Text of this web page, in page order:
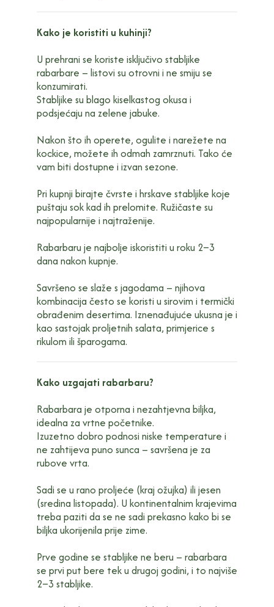
Kako je koristiti u kuhinji?
U prehrani se koriste isključivo stabljike
rabarbare – listovi su otrovni i ne smiju se
konzumirati.
Stabljike su blago kiselkastog okusa i
podsjećaju na zelene jabuke.
Nakon što ih operete, ogulite i narežete na
kockice, možete ih odmah zamrznuti. Tako će
vam biti dostupne i izvan sezone.
Pri kupnji birajte čvrste i hrskave stabljike koje
puštaju sok kad ih prelomite. Ružičaste su
najpopularnije i najtraženije.
Rabarbaru je najbolje iskoristiti u roku 2–3
dana nakon kupnje.
Savršeno se slaže s jagodama – njihova
kombinacija često se koristi u sirovim i termički
obrađenim desertima. Iznenađujuće ukusna je i
kao sastojak proljetnih salata, primjerice s
rikulom ili šparogama.
Kako uzgajati rabarbaru?
Rabarbara je otporna i nezahtjevna biljka,
idealna za vrtne početnike.
Izuzetno dobro podnosi niske temperature i
ne zahtijeva puno sunca – savršena je za
rubove vrta.
Sadi se u rano proljeće (kraj ožujka) ili jesen
(sredina listopada). U kontinentalnim krajevima
treba paziti da se ne sadi prekasno kako bi se
biljka ukorijenila prije zime.
Prve godine se stabljike ne beru – rabarbara
se prvi put bere tek u drugoj godini, i to najviše
2–3 stabljike.